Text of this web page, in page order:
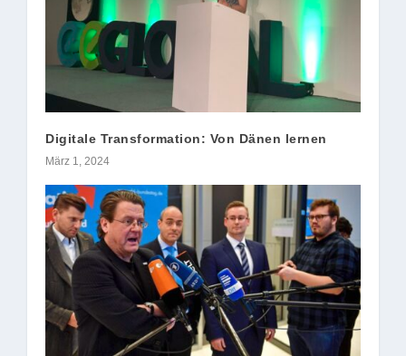
Digitale Transformation: Von Dänen lernen
März 1, 2024